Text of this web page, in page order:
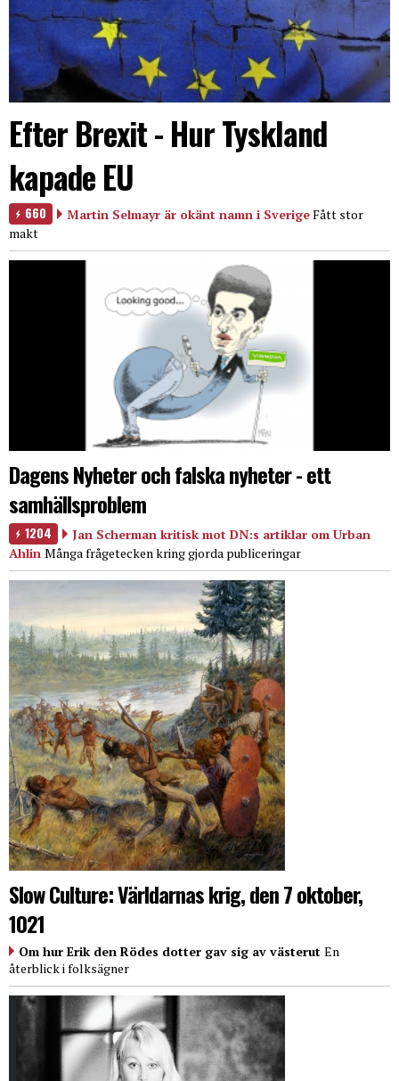
Efter Brexit - Hur Tyskland
kapade EU
660 Martin Selmayr är okänt namn i SverigeFått stor
makt
Dagens Nyheter och falska nyheter - ett
samhällsproblem
1204
Jan Scherman kritisk mot DN:s artiklar om Urban
Ahlin Många frågetecken kring gjorda publiceringar
Slow Culture: Världarnas krig, den 7 oktober,
1021
Om hur Erik den Rödes dotter gav sig av västerut En
återblick i folksägner